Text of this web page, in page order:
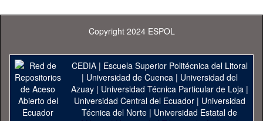
Copyright 2024 ESPOL
CEDIA| Escuela Superior Politécnica del Litoral
| Universidad de Cuenca| Universidad del
Azuay| Universidad Técnica Particular de Loja|
Universidad Central del Ecuador| Universidad
Técnica del Norte | Universidad Estatal de